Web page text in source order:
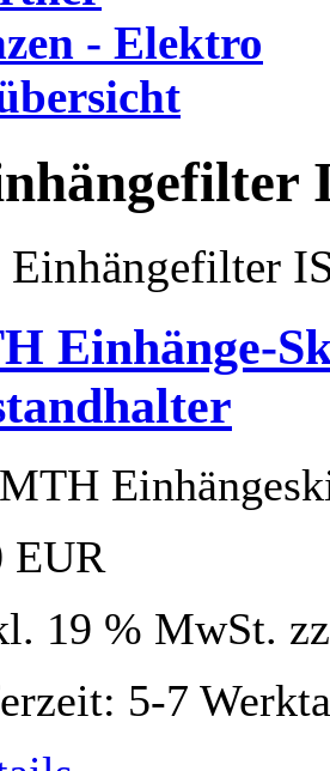
- Elektro
Einhängefilter
Einhänge-
EUR
19 % MwSt.
5-7